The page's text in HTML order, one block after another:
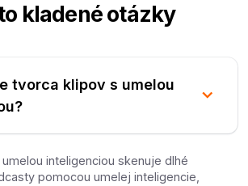
kladené otázky
tvorca klipov s umelou
inteligenciou skenuje dlhé
pomocou umelej inteligencie,